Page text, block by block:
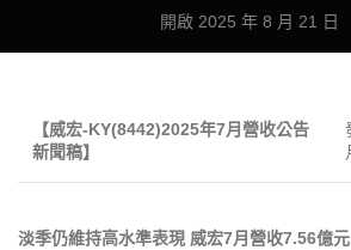
開啟 2025 年 8 月 21 日
【威宏-KY(8442)2025年7月營收公告
新聞稿】
淡季仍維持高水準表現 威宏7月營收7.56億元